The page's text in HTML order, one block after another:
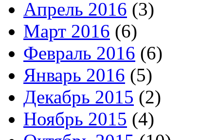
Апрель 2016 (3)
Март 2016 (6)
Февраль 2016 (6)
Январь 2016 (5)
Декабрь 2015 (2)
Ноябрь 2015 (4)